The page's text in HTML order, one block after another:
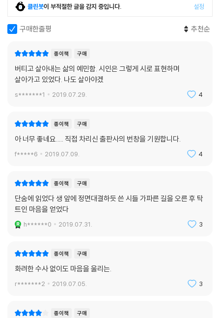
클린봇이 부적절한 글을 감지 중입니다. 설정
구매한줄평 추천순
종이책 구매
버티고 살아내는 삶의 예민함. 시인은 그렇게 시로 표현하며
살아가고 있었다. 나도 살아야겠
s*******1 2019.07.29. 4
종이책 구매
아 너무 좋네요..... 직접 차리신 출판사의 번창을 기원합니다.
f*****6 2019.07.09. 4
종이책 구매
단숨에 읽었다 생 앞에 정면대결하듯 쓴 시들 가파른 길을 오른 후 탁
트인 마음을 얻었다
h******0 2019.07.31. 3
종이책 구매
화려한 수사 없이도 마음을 울리는.
r*******2 2019.07.05. 3
종이책 구매